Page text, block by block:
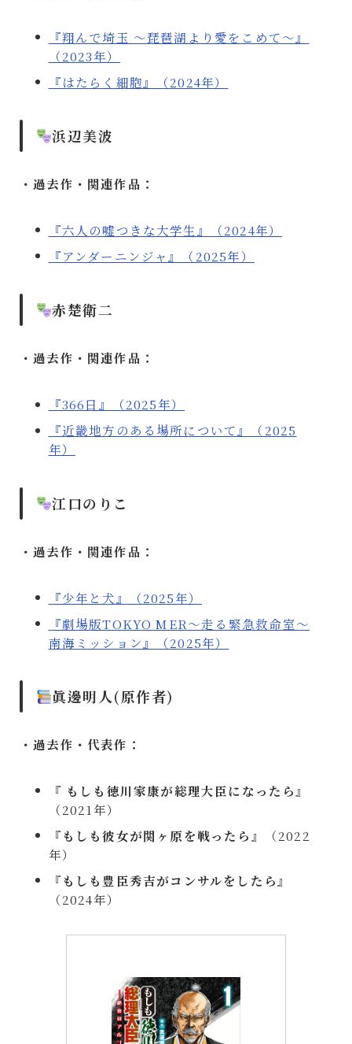
『翔んで埼玉 〜琵琶湖より愛をこめて〜』
（2023年）
『はたらく細胞』（2024年）
浜辺美波
・過去作・関連作品：
『六人の嘘つきな大学生』（2024年）
『アンダーニンジャ』（2025年）
赤楚衛二
・過去作・関連作品：
『366日』（2025年）
『近畿地方のある場所について』（2025
年）
江口のりこ
・過去作・関連作品：
『少年と犬』（2025年）
『劇場版TOKYO MER〜走る緊急救命室〜
南海ミッション』（2025年）
眞邊明人(原作者)
・過去作・代表作：
『 もしも徳川家康が総理大臣になったら 』
（2021年）
『 もしも彼女が関ヶ原を戦ったら 』（2022
年）
『 もしも豊臣秀吉がコンサルをしたら 』
（2024年）